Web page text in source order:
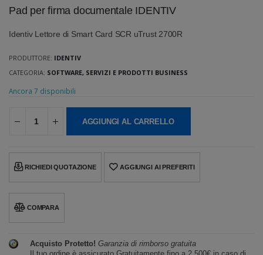
Pad per firma documentale IDENTIV
Identiv Lettore di Smart Card SCR uTrust 2700R
PRODUTTORE: IDENTIV
CATEGORIA: SOFTWARE, SERVIZI E PRODOTTI BUSINESS
Ancora 7 disponibili
AGGIUNGI AL CARRELLO
RICHIEDI QUOTAZIONE AGGIUNGI AI PREFERITI
COMPARA
Acquisto Protetto! Garanzia di rimborso gratuita